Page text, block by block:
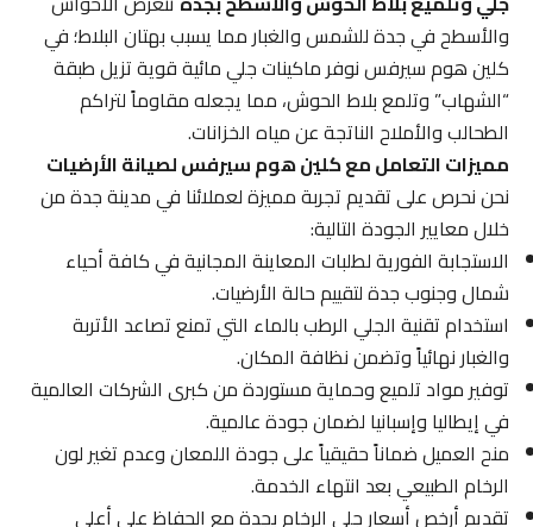
والأسطح في جدة للشمس والغبار مما يسبب بهتان البلاط؛ في
كلين هوم سيرفس نوفر ماكينات جلي مائية قوية تزيل طبقة
“الشهاب” وتلمع بلاط الحوش، مما يجعله مقاوماً لتراكم
الطحالب والأملاح الناتجة عن مياه الخزانات.
مميزات التعامل مع كلين هوم سيرفس لصيانة الأرضيات
نحن نحرص على تقديم تجربة مميزة لعملائنا في مدينة جدة من
خلال معايير الجودة التالية:
الاستجابة الفورية لطلبات المعاينة المجانية في كافة أحياء
شمال وجنوب جدة لتقييم حالة الأرضيات.
استخدام تقنية الجلي الرطب بالماء التي تمنع تصاعد الأتربة
والغبار نهائياً وتضمن نظافة المكان.
توفير مواد تلميع وحماية مستوردة من كبرى الشركات العالمية
في إيطاليا وإسبانيا لضمان جودة عالمية.
منح العميل ضماناً حقيقياً على جودة اللمعان وعدم تغير لون
الرخام الطبيعي بعد انتهاء الخدمة.
تقديم أرخص أسعار جلي الرخام بجدة مع الحفاظ على أعلى